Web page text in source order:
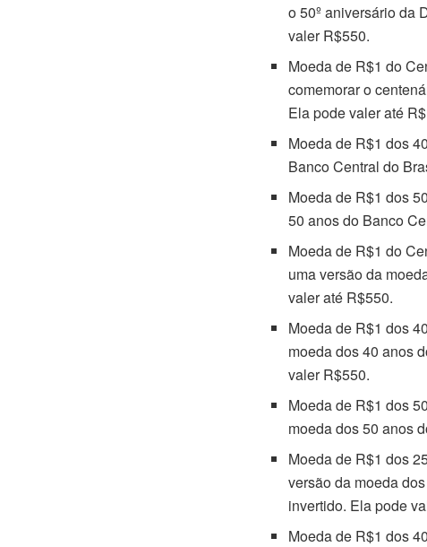
o 50º aniversário da
valer R$550.
Moeda de R$1 do
comemorar o
Ela pode valer até
Moeda de R$1 dos
Banco Central do
Moeda de R$1 dos
50 anos do Banco
Moeda de R$1 do
uma versão da
valer até R$550.
Moeda de R$1 dos
moeda dos 40 anos
valer R$550.
Moeda de R$1 dos
moeda dos 50 anos
Moeda de R$1 dos
versão da moeda
invertido. Ela pode
Moeda de R$1 dos